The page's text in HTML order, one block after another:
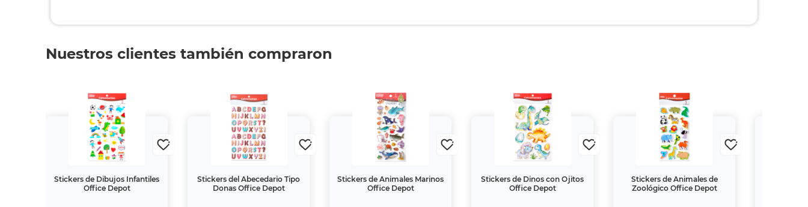
Nuestros clientes también compraron
Stickers de Dibujos Infantiles
Office Depot
Stickers del Abecedario Tipo
Donas Office Depot
Stickers de Animales Marinos
Office Depot
Stickers de Dinos con Ojitos
Office Depot
Stickers de Animales de
Zoológico Office Depot